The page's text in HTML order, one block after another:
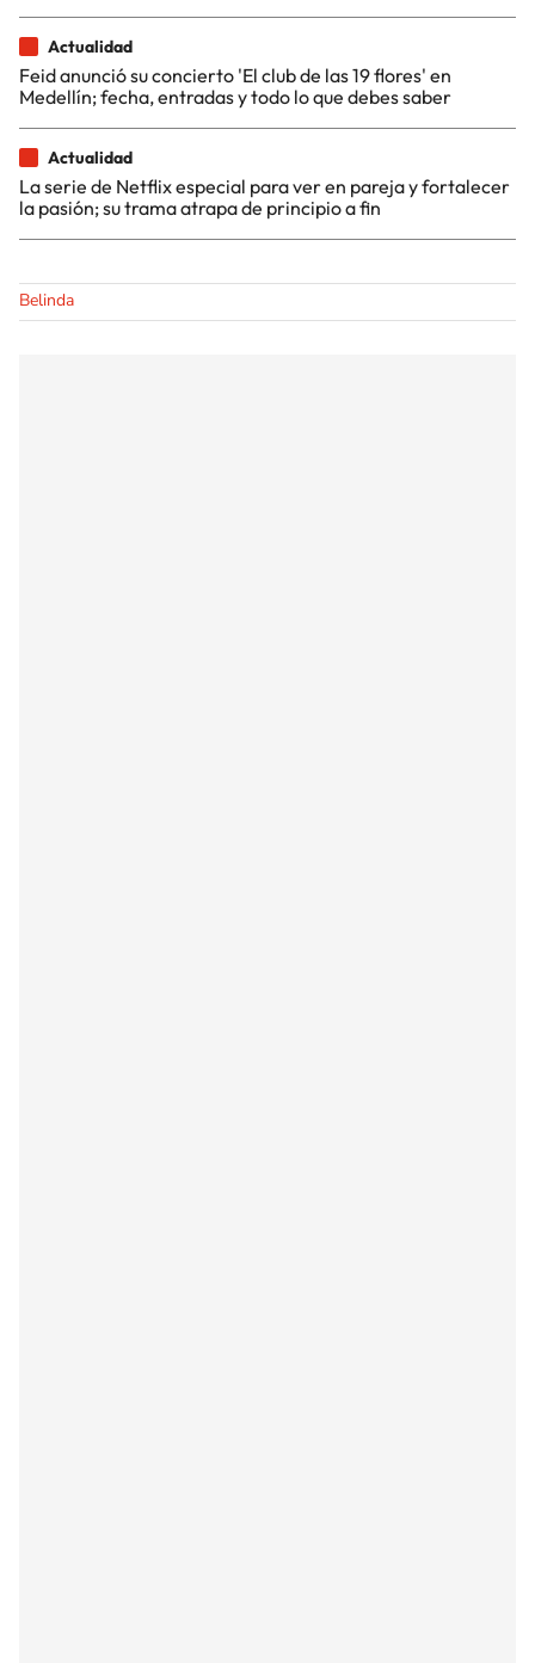
Actualidad
Feid anunció su concierto 'El club de las 19 flores' en
Medellín; fecha, entradas y todo lo que debes saber
Actualidad
La serie de Netflix especial para ver en pareja y fortalecer
la pasión; su trama atrapa de principio a fin
Belinda